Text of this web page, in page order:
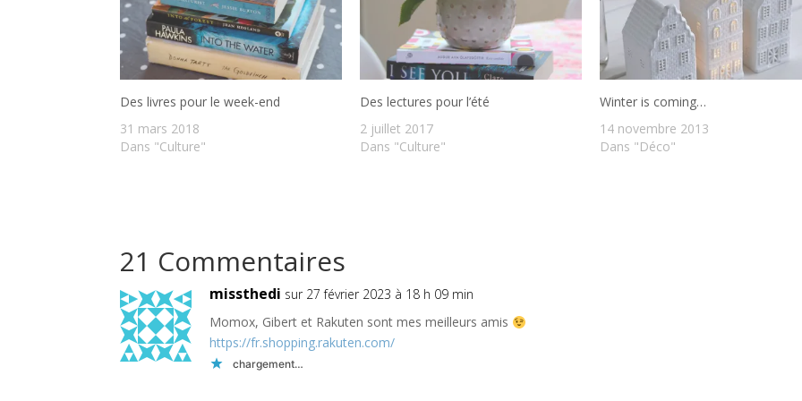
Des livres pour le week-end
31 mars 2018
Dans "Culture"
Des lectures pour l’été
2 juillet 2017
Dans "Culture"
Winter is coming…
14 novembre 2013
Dans "Déco"
21 Commentaires
missthedi sur 27 février 2023 à 18 h 09 min
Momox, Gibert et Rakuten sont mes meilleurs amis
https://fr.shopping.rakuten.com/
chargement…